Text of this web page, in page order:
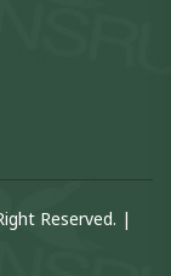
Reserved. |